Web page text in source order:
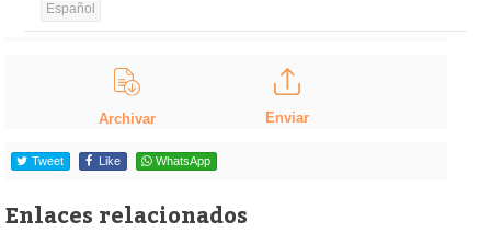
Español
Archivar Enviar
Tweet Like WhatsApp
Enlaces relacionados